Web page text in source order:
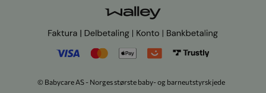
© Babycare AS - Norges største baby- og barneutstyrskjede